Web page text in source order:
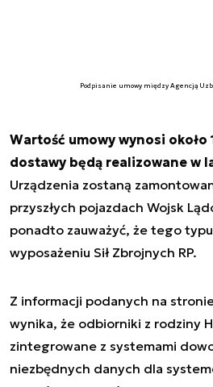
Podpisanie umowy między Agencją
Wartość umowy wynosi około
dostawy będą realizowane w
Urządzenia zostaną
przyszłych pojazdach Wojsk
ponadto zauważyć, że tego
wyposażeniu Sił Zbrojnych RP.
Z informacji podanych na
wynika, że odbiorniki z rodziny
zintegrowane z systemami
niezbędnych danych dla